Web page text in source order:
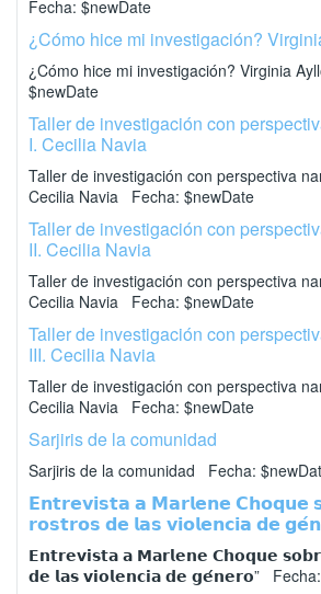
Fecha: $newDate
¿Cómo hice mi investigación?
¿Cómo hice mi investigación? Virginia
$newDate
Taller de investigación con
I. Cecilia Navia
Taller de investigación con perspectiva
Cecilia Navia Fecha: $newDate
Taller de investigación con
II. Cecilia Navia
Taller de investigación con perspectiva
Cecilia Navia Fecha: $newDate
Taller de investigación con
III. Cecilia Navia
Taller de investigación con perspectiva
Cecilia Navia Fecha: $newDate
Sarjiris de la comunidad
Sarjiris de la comunidad Fecha:
𝗘𝗻𝘁𝗿𝗲𝘃𝗶𝘀𝘁𝗮 𝗮 𝗠𝗮𝗿𝗹𝗲𝗻𝗲 𝗖𝗵𝗼𝗾𝘂𝗲
𝗿𝗼𝘀𝘁𝗿𝗼𝘀 𝗱𝗲 𝗹𝗮𝘀 𝘃𝗶𝗼𝗹𝗲𝗻𝗰𝗶𝗮 𝗱𝗲
𝗘𝗻𝘁𝗿𝗲𝘃𝗶𝘀𝘁𝗮 𝗮 𝗠𝗮𝗿𝗹𝗲𝗻𝗲 𝗖𝗵𝗼𝗾𝘂𝗲
𝗱𝗲 𝗹𝗮𝘀 𝘃𝗶𝗼𝗹𝗲𝗻𝗰𝗶𝗮 𝗱𝗲 𝗴𝗲́𝗻𝗲𝗿𝗼” Fecha: